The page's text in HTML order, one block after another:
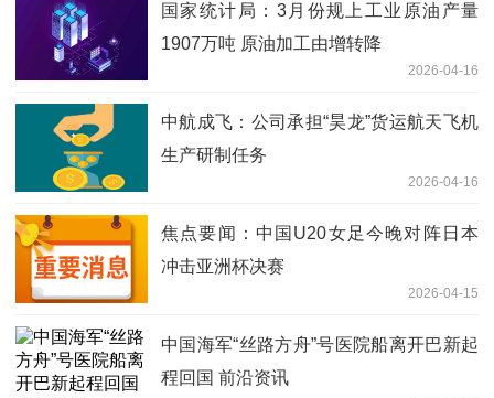
国家统计局：3月份规上工业原油产量
1907万吨 原油加工由增转降
2026-04-16
中航成飞：公司承担“昊龙”货运航天飞机
生产研制任务
2026-04-16
焦点要闻：中国U20女足今晚对阵日本
冲击亚洲杯决赛
2026-04-15
中国海军“丝路方舟”号医院船离开巴新起
程回国 前沿资讯